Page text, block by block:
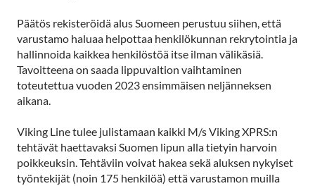
Päätös rekisteröidä alus Suomeen perustuu siihen, että
varustamo haluaa helpottaa henkilökunnan rekrytointia ja
hallinnoida kaikkea henkilöstöä itse ilman välikäsiä.
Tavoitteena on saada lippuvaltion vaihtaminen
toteutettua vuoden 2023 ensimmäisen neljänneksen
aikana.
Viking Line tulee julistamaan kaikki M/s Viking XPRS:n
tehtävät haettavaksi Suomen lipun alla tietyin harvoin
poikkeuksin. Tehtäviin voivat hakea sekä aluksen nykyiset
työntekijät (noin 175 henkilöä) että varustamon muilla